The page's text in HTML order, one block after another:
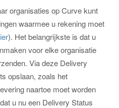
Publishers
organisaties op Curve kunt
waarmee u rekening moet
). Het belangrijkste is dat u
voor elke organisatie
Via deze Delivery
opslaan, zoals het
naartoe moet worden
u nu een Delivery Status